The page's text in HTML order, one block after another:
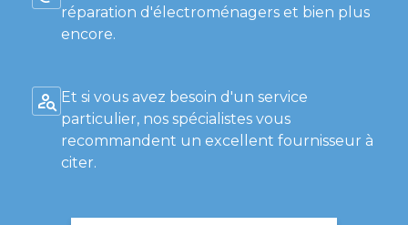
réparation d'électroménagers et bien plus
encore.
Et si vous avez besoin d'un service
particulier, nos spécialistes vous
recommandent un excellent fournisseur à
citer.